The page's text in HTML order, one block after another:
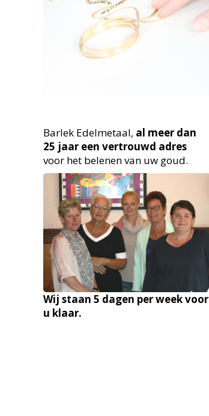
Barlek Edelmetaal, al meer dan
25 jaar een vertrouwd adres
voor het belenen van uw goud.
Wij staan 5 dagen per week voor
u klaar.